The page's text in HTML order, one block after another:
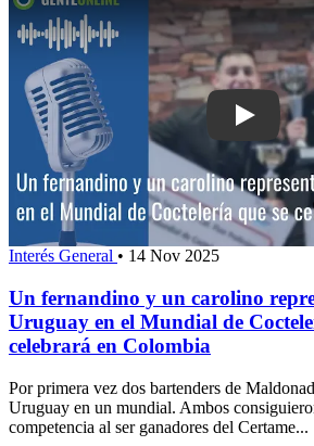
Play: Un
Interés General • 14 Nov 2025
Un fernandino y un carolino
Uruguay en el Mundial de
celebrará en Colombia
Por primera vez dos bartenders de
Uruguay en un mundial. Ambos
competencia al ser ganadores del Certame...